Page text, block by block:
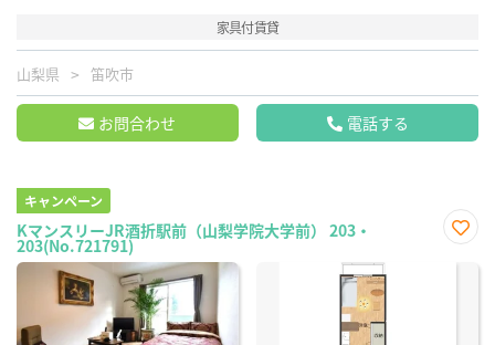
家具付賃貸
山梨県 笛吹市
お問合わせ 電話する
キャンペーン
KマンスリーJR酒折駅前（山梨学院大学前） 203・
203(No.721791)
に入